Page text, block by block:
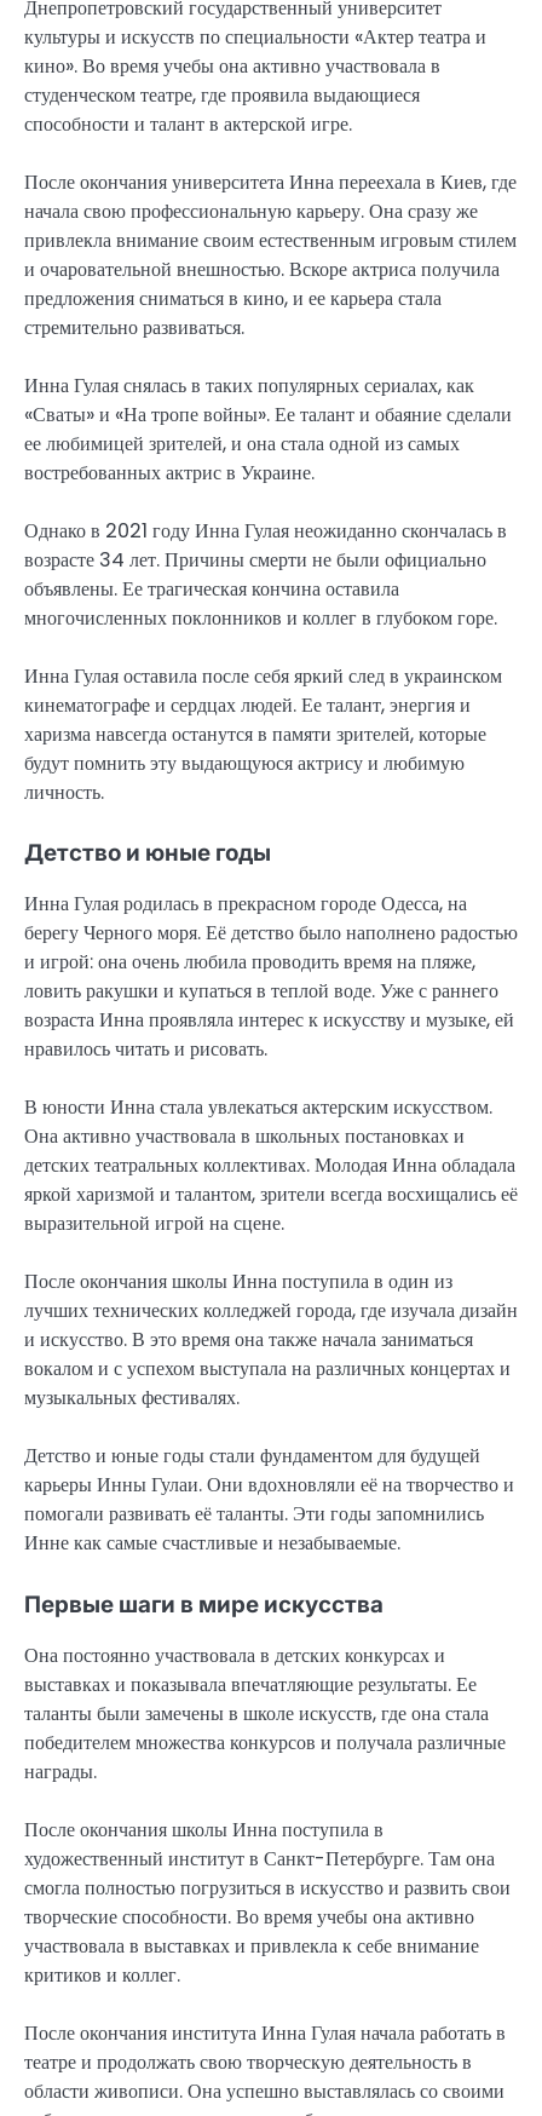
Днепропетровский государственный университет
культуры и искусств по специальности «Актер театра и
кино». Во время учебы она активно участвовала в
студенческом театре, где проявила выдающиеся
способности и талант в актерской игре.
После окончания университета Инна переехала в Киев, где
начала свою профессиональную карьеру. Она сразу же
привлекла внимание своим естественным игровым стилем
и очаровательной внешностью. Вскоре актриса получила
предложения сниматься в кино, и ее карьера стала
стремительно развиваться.
Инна Гулая снялась в таких популярных сериалах, как
«Сваты» и «На тропе войны». Ее талант и обаяние сделали
ее любимицей зрителей, и она стала одной из самых
востребованных актрис в Украине.
Однако в 2021 году Инна Гулая неожиданно скончалась в
возрасте 34 лет. Причины смерти не были официально
объявлены. Ее трагическая кончина оставила
многочисленных поклонников и коллег в глубоком горе.
Инна Гулая оставила после себя яркий след в украинском
кинематографе и сердцах людей. Ее талант, энергия и
харизма навсегда останутся в памяти зрителей, которые
будут помнить эту выдающуюся актрису и любимую
личность.
Детство и юные годы
Инна Гулая родилась в прекрасном городе Одесса, на
берегу Черного моря. Её детство было наполнено радостью
и игрой: она очень любила проводить время на пляже,
ловить ракушки и купаться в теплой воде. Уже с раннего
возраста Инна проявляла интерес к искусству и музыке, ей
нравилось читать и рисовать.
В юности Инна стала увлекаться актерским искусством.
Она активно участвовала в школьных постановках и
детских театральных коллективах. Молодая Инна обладала
яркой харизмой и талантом, зрители всегда восхищались её
выразительной игрой на сцене.
После окончания школы Инна поступила в один из
лучших технических колледжей города, где изучала дизайн
и искусство. В это время она также начала заниматься
вокалом и с успехом выступала на различных концертах и
музыкальных фестивалях.
Детство и юные годы стали фундаментом для будущей
карьеры Инны Гулаи. Они вдохновляли её на творчество и
помогали развивать её таланты. Эти годы запомнились
Инне как самые счастливые и незабываемые.
Первые шаги в мире искусства
Она постоянно участвовала в детских конкурсах и
выставках и показывала впечатляющие результаты. Ее
таланты были замечены в школе искусств, где она стала
победителем множества конкурсов и получала различные
награды.
После окончания школы Инна поступила в
художественный институт в Санкт-Петербурге. Там она
смогла полностью погрузиться в искусство и развить свои
творческие способности. Во время учебы она активно
участвовала в выставках и привлекла к себе внимание
критиков и коллег.
После окончания института Инна Гулая начала работать в
театре и продолжать свою творческую деятельность в
области живописи. Она успешно выставлялась со своими